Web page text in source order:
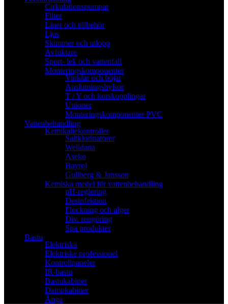
Cirkulationspumpar
Filter
Liner och tillbehör
Ljus
Skimmer och utlopp
Avfuktare
Sport- lek och vattenfall
Monteringskomponenter
Vinklar och böjar
Anslutningshylsor
T / Y och korskopplingar
Unioner
Monteringskomponenter PVC
Vattenbehandling
Kemikaliekontroller
Saltklorinatorer
Welldana
Aseko
Bayrol
Gullberg & Jansson
Kemiska medel för vattenbehandling
pH-reglering
Desinfektion
Flockning och alger
Div. rengöring
Spa produkter
Bastu
Elektriska
Elektriske professionel
Kontrollpaneler
IR-bastu
Bastukabiner
Dampkabiner
Ånga